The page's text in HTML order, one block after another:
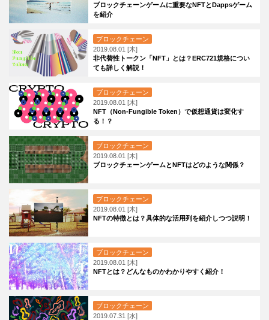
ブロックチェーンゲームに重要なNFTとDappsゲーム
を紹介
ブロックチェーン
2019.08.01 [木]
非代替性トークン「NFT」とは？ERC721規格につい
ても詳しく解説！
ブロックチェーン
2019.08.01 [木]
NFT（Non-Fungible Token）で仮想通貨は変化す
る！？
ブロックチェーン
2019.08.01 [木]
ブロックチェーンゲームとNFTはどのような関係？
ブロックチェーン
2019.08.01 [木]
NFTの特徴とは？具体的な活用列を紹介しつつ説明！
ブロックチェーン
2019.08.01 [木]
NFTとは？どんなものかわかりやすく紹介！
ブロックチェーン
2019.07.31 [水]